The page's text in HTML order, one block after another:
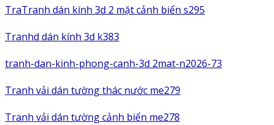
TraTranh dán kính 3d 2 mặt cảnh biển s295
Tranhd dán kính 3d k383
tranh-dan-kinh-phong-canh-3d 2mat-n2026-73
Tranh vải dán tường thác nước me279
Tranh vải dán tường cảnh biển me278